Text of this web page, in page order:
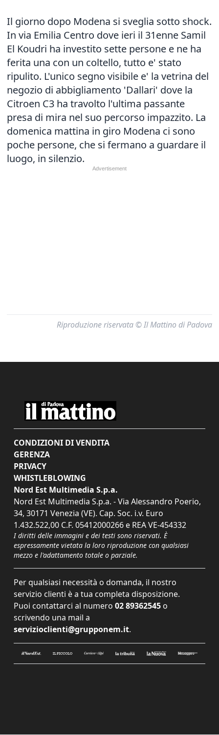
Il giorno dopo Modena si sveglia sotto shock.
In via Emilia Centro dove ieri il 31enne Samil
El Koudri ha investito sette persone e ne ha
ferita una con un coltello, tutto e' stato
ripulito. L'unico segno visibile e' la vetrina del
negozio di abbigliamento 'Dallari' dove la
Citroen C3 ha travolto l'ultima passante
presa di mira nel suo percorso impazzito. La
domenica mattina in giro Modena ci sono
poche persone, che si fermano a guardare il
luogo, in silenzio.
Riproduzione riservata © Il Mattino di Padova
CONDIZIONI DI VENDITA
GERENZA
PRIVACY
WHISTLEBLOWING
Nord Est Multimedia S.p.a.
Nord Est Multimedia S.p.a. - Via Alessandro Poerio,
34, 30171 Venezia (VE). Cap. Soc. i.v. Euro
1.432.522,00 C.F. 05412000266 e REA VE-454332
I diritti delle immagini e dei testi sono riservati. È
espressamente vietata la loro riproduzione con qualsiasi
mezzo e l'adattamento totale o parziale.
Per qualsiasi necessità o domanda, il nostro
servizio clienti è a tua completa disposizione.
Puoi contattarci al numero 02 89362545 o
scrivendo una mail a
servizioclienti@grupponem.it.